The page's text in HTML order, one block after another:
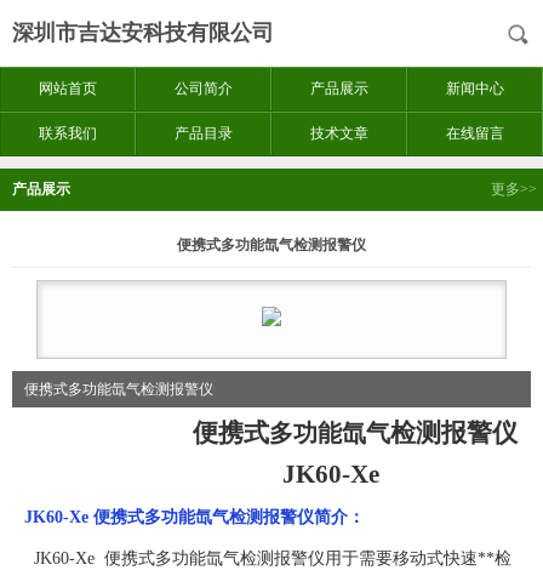
深圳市吉达安科技有限公司
网站首页 公司简介 产品展示 新闻中心
联系我们 产品目录 技术文章 在线留言
产品展示 更多>>
便携式多功能氙气检测报警仪
便携式多功能氙气检测报警仪
便携式多功能氙气检测报警仪
JK60-Xe
JK60-Xe 便携式多功能氙气检测报警仪简介：
JK60-Xe 便携式多功能氙气检测报警仪用于需要移动式快速**检